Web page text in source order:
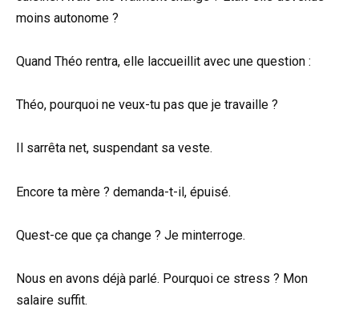
moins autonome ?
Quand Théo rentra, elle laccueillit avec une question :
Théo, pourquoi ne veux-tu pas que je travaille ?
Il sarrêta net, suspendant sa veste.
Encore ta mère ? demanda-t-il, épuisé.
Quest-ce que ça change ? Je minterroge.
Nous en avons déjà parlé. Pourquoi ce stress ? Mon
salaire suffit.